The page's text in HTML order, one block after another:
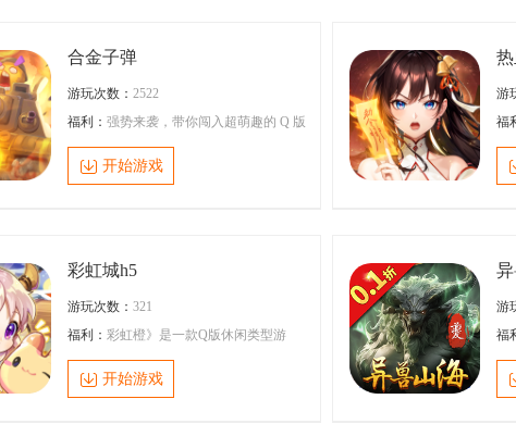
合金子弹
游玩次数： 2522
福利： 强势来袭，带你闯入超萌趣的 Q 版
可爱画风与热血战斗完美融合。游戏中，
那些圆滚滚、萌态百出的 Q 版坦克造型，
开始游戏
游
福
的
界
界
渺
彩虹城h5
游玩次数： 321
福利： 彩虹橙》是一款Q版休闲类型游
险。通过与其它角色的战斗获得经验，提
高人物技能。游戏以Q版风格为主，卡通
开始游戏
异
游
福